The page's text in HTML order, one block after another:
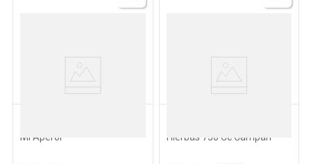
Ver
Producto
Ml Aperol
Ver
Producto
Hierbas 750 Cc Campari